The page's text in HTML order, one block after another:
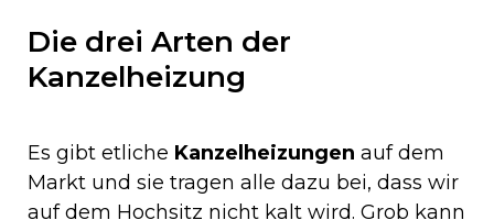
Die drei Arten der
Kanzelheizung
Es gibt etliche Kanzelheizungen auf dem
Markt und sie tragen alle dazu bei, dass wir
auf dem Hochsitz nicht kalt wird. Grob kann